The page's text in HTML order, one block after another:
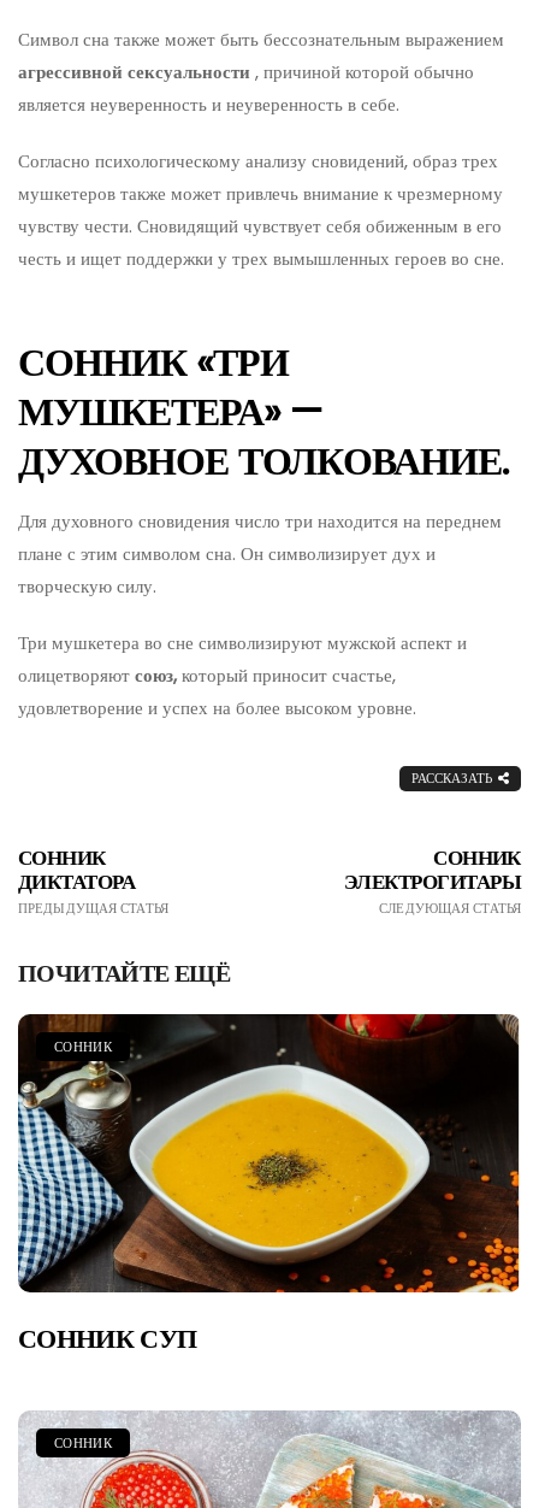
Символ сна также может быть бессознательным выражением
агрессивной сексуальности , причиной которой обычно
является неуверенность и неуверенность в себе.
Согласно психологическому анализу сновидений, образ трех
мушкетеров также может привлечь внимание к чрезмерному
чувству чести. Сновидящий чувствует себя обиженным в его
честь и ищет поддержки у трех вымышленных героев во сне.
СОННИК «ТРИ
МУШКЕТЕРА» —
ДУХОВНОЕ ТОЛКОВАНИЕ.
Для духовного сновидения число три находится на переднем
плане с этим символом сна. Он символизирует дух и
творческую силу.
Три мушкетера во сне символизируют мужской аспект и
олицетворяютсоюз,который приносит счастье,
удовлетворение и успех на более высоком уровне.
РАССКАЗАТЬ
СОННИК
ДИКТАТОРА
ПРЕДЫДУЩАЯ СТАТЬЯ
СОННИК
ЭЛЕКТРОГИТАРЫ
СЛЕДУЮЩАЯ СТАТЬЯ
ПОЧИТАЙТЕ ЕЩЁ
СОННИК
СОННИК СУП
СОННИК